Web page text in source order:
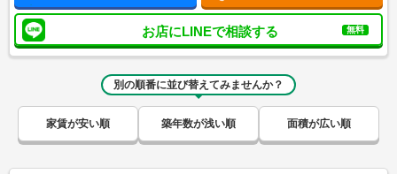
お店にLINEで相談する 無料
別の順番に並び替えてみませんか？
家賃が安い順 築年数が浅い順 面積が広い順